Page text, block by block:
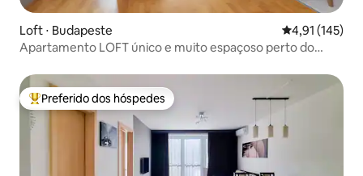
Loft ⋅ Budapeste 4,91 de uma
4,91 (145)
Apartamento LOFT único e muito espaçoso perto do
Entre os melhores preferidos dos hóspedes
Preferido dos hóspedes